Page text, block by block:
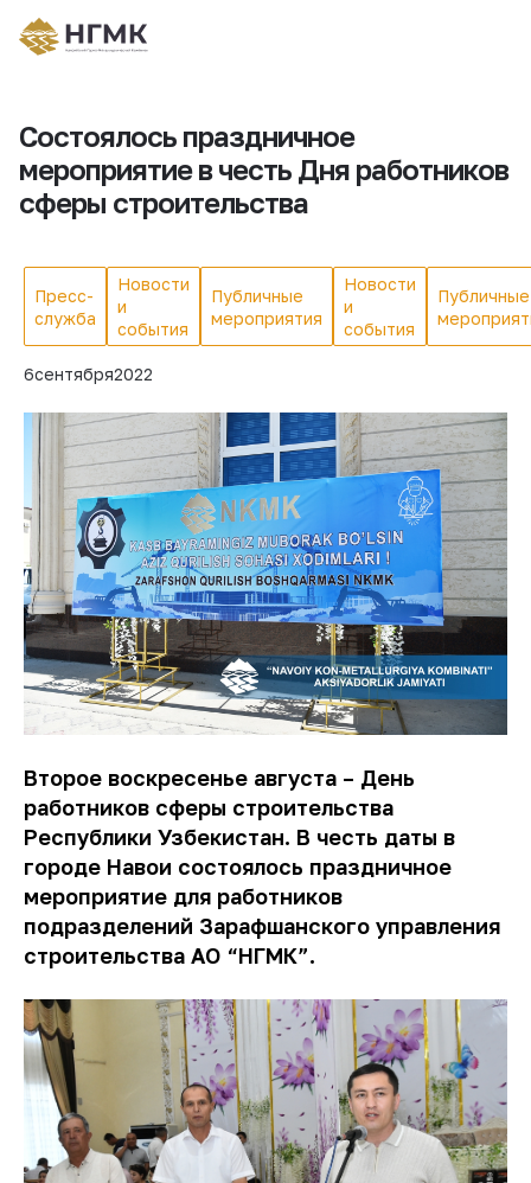
Состоялось праздничное
мероприятие в честь Дня работников
сферы строительства
Пресс-
служба
Новости
и
события
Публичные
мероприятия
Новости
и
события
Публичные
6сентября2022
Второе воскресенье августа – День
работников сферы строительства
Республики Узбекистан. В честь даты в
городе Навои состоялось праздничное
мероприятие для работников
подразделений Зарафшанского управления
строительства АО “НГМК”.